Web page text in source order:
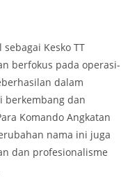
Kesko TT
berfokus pada operasi-
dalam
berkembang dan
Komando Angkatan
nama ini juga
dan profesionalisme